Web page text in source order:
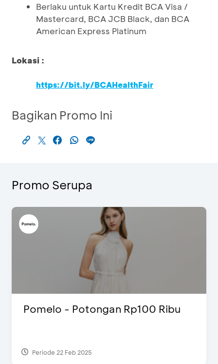
Berlaku untuk Kartu Kredit BCA Visa /
Mastercard, BCA JCB Black, dan BCA
American Express Platinum
Lokasi :
https://bit.ly/BCAHealthFair
Bagikan Promo Ini
Promo Serupa
Pomelo - Potongan Rp100 Ribu
Periode 22 Feb 2025